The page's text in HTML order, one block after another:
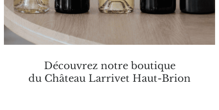
Découvrez notre boutique
du Château Larrivet Haut-Brion